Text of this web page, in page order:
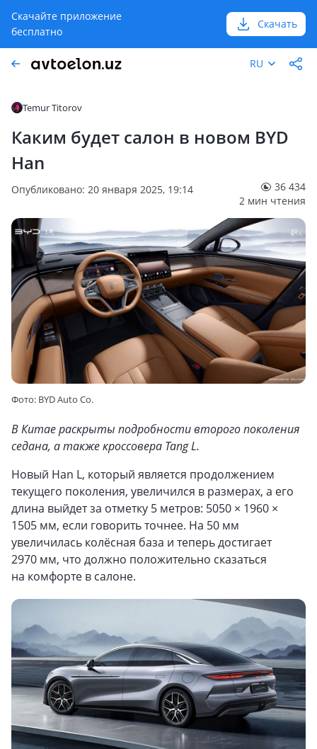
Скачайте приложение
бесплатно
Скачать
RU
Temur Titorov
Каким будет салон в новом BYD
Han
Опубликовано: 20 января 2025, 19:14
36 434
2 мин чтения
Фото: BYD Auto Co.
В Китае раскрыты подробности второго поколения
седана, а также кроссовера Tang L.
Новый Han L, который является продолжением
текущего поколения, увеличился в размерах, а его
длина выйдет за отметку 5 метров: 5050 × 1960 ×
1505 мм, если говорить точнее. На 50 мм
увеличилась колёсная база и теперь достигает
2970 мм, что должно положительно сказаться
на комфорте в салоне.